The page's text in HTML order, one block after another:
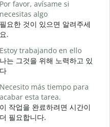
Por favor, avísame si
necesitas algo
필요한 것이 있으면 알려주세
요.
Estoy trabajando en ello
나는 그것을 위해 노력하고 있
다
Necesito más tiempo para
acabar esta tarea.
이 작업을 완료하려면 시간이
더 필요합니다.